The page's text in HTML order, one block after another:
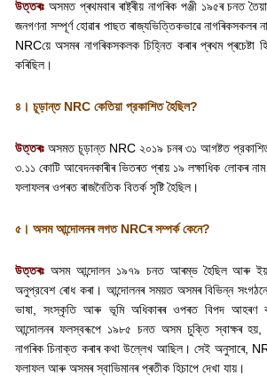
উত্তৰঃ অসমত প্ৰথমবাৰ ৰাষ্ট্ৰীয় নাগৰিক পঞ্জী ১৯৫ৰ চনত
জনগণনা সম্পূৰ্ণ হোৱাৰ পাছত ৰাজ্যভিত্তিকভাৱে
NRCয়ে অসমৰ নাগৰিকসকলক চিহ্নিত কৰাৰ প্ৰথম প্ৰচেষ্টা
কৰিছিল।
৪। চূড়ান্ত NRC কেতিয়া প্রকাশিত হৈছিল?
উত্তৰঃ অসমত চূড়ান্ত NRC ২০১৯ চনৰ ৩১ আগষ্টত
৩.১১ কোটি আবেদনকাৰীৰ ভিতৰত প্ৰায় ১৯ লক্ষাধিক লোকৰ
ফলাফলৰ ওপৰত ৰাজনৈতিক বিতর্ক সৃষ্টি হৈছিল।
৫। অসম আন্দোলনৰ লগত NRCৰ সম্পৰ্ক কেনে?
উত্তৰঃ অসম আন্দোলন ১৯৭৯ চনত আৰম্ভ হৈছিল আৰু
অনুপ্রবেশ ৰোধ কৰা। আন্দোলনৰ সময়ত অসমৰ বিভিন্ন
ভাষা ,সংস্কৃতি আৰু ভূমি অধিকাৰৰ ওপৰত বিপদ আহৰণ
আন্দোলনৰ ফলস্বৰূপে ১৯৮৫ চনত অসম চুক্তি স্বাক্ষৰ হয়
নাগৰিক চিনাক্ত কৰাৰ কথা উল্লেখ আছিল। সেই অনুসাৰে,
ফলাফল আৰু অসমৰ স্বাভিমানৰ প্ৰতীক হিচাপে দেখা যায়।